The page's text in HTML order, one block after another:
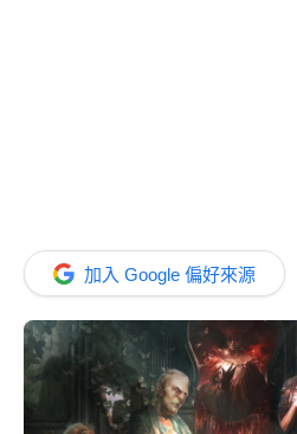
加入 Google 偏好來源